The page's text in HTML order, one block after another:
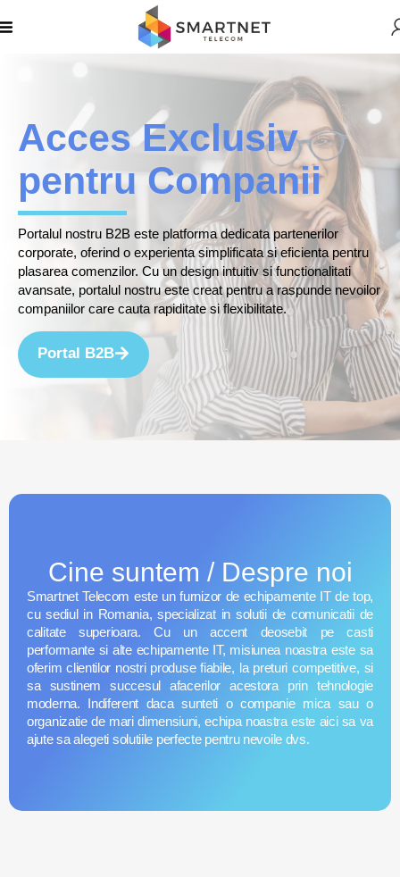
Acces Exclusiv
pentru Companii
Portalul nostru B2B este platforma dedicata partenerilor
corporate, oferind o experienta simplificata si eficienta pentru
plasarea comenzilor. Cu un design intuitiv si functionalitati
avansate, portalul nostru este creat pentru a raspunde nevoilor
companiilor care cauta rapiditate si flexibilitate.
Portal B2B
Cine suntem / Despre noi
Smartnet Telecom este un furnizor de echipamente IT de top,
cu sediul in Romania, specializat in solutii de comunicatii de
calitate superioara. Cu un accent deosebit pe casti
performante si alte echipamente IT, misiunea noastra este sa
oferim clientilor nostri produse fiabile, la preturi competitive, si
sa sustinem succesul afacerilor acestora prin tehnologie
moderna. Indiferent daca sunteti o companie mica sau o
organizatie de mari dimensiuni, echipa noastra este aici sa va
ajute sa alegeti solutiile perfecte pentru nevoile dvs.